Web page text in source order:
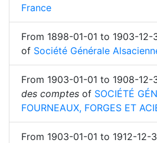
France
From 1898-01-01 to 1903-12-
of Société Générale
From 1903-01-01 to 1908-12-
des comptes of SOCIÉTÉ
FOURNEAUX, FORGES ET
From 1903-01-01 to 1912-12-